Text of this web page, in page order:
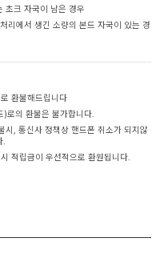
초크 자국이 남은 경우
리에서 생긴 소량의 본드 자국이 있는 경
환불해드립니다
)로의 환불은 불가합니다.
시, 통신사 정책상 핸드폰 취소가 되지않
.
적립금이 우선적으로 환원됩니다.